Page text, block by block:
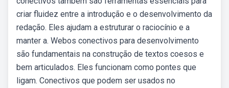
criar fluidez entre a introdução e o desenvolvimento da
redação. Eles ajudam a estruturar o raciocínio e a
manter a. Webos conectivos para desenvolvimento
são fundamentais na construção de textos coesos e
bem articulados. Eles funcionam como pontes que
ligam. Conectivos que podem ser usados no